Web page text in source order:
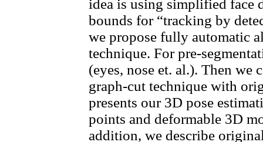
idea is using simplified face
bounds for “tracking by
we propose fully automatic
technique. For pre-
(eyes, nose et. al.). Then we
graph-cut technique with
presents our 3D pose
points and deformable 3D
addition, we describe